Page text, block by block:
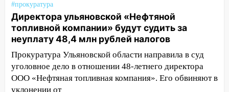
17:16 В реанимацию Ульяновской
областной больницы поступили шесть
новых аппаратов ИВЛ
16:51
В Чердаклинском районе
ремонтируют дороги, ставят остановки
и проводят новое освещение
#прокуратура
Директора ульяновской «Нефтяной
топливной компании» будут судить за
неуплату 48,4 млн рублей налогов
Прокуратура Ульяновской области направила в суд
уголовное дело в отношении 48-летнего директора
ООО «Нефтяная топливная компания». Его обвиняют в
уклонении от